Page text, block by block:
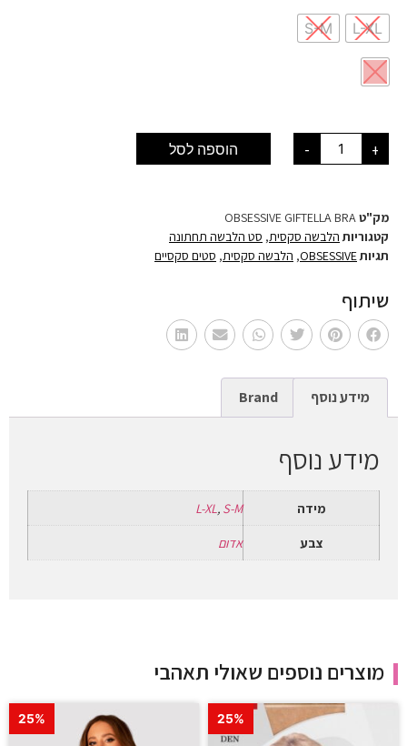
L-XL
S-M
- + הוספה לסל
מק"טOBSESSIVE GIFTELLA BRA
קטגוריות הלבשה סקסית, סט הלבשה תחתונה
תגיותOBSESSIVE
, הלבשה סקסית, סטים סקסיים
שיתוף
מידע נוסף Brand
מידע נוסף
מידה L-XL, S-M
צבע
אדום
מוצרים נוספים שאולי תאהבי
25%
25%